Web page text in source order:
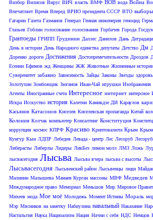
Визбор Вилисов Вирус ВИЧ власть ВМФ ВОВ вода Война
Впечатляет Время Вперед ВРИО президента СССР ВТО выборы
Гагарин Газета Газманов Генерал Генная инженерия геноцид
Глазьев Гоблин голосование голосования Горбачев Города
Грантоеды ГРИПП Грудинин Даллес Данилов Дань
День в истории День Народного единства депутаты Детство Дм
Доренко дороги Достижения Достопремечательности Дроздов
Есенин Ефимов жд Женщины ЖЖ Животные Жизненные истории
Суверенитет забавно Зависимость Зайцы Законы Звезды
Золотухин Зомбоящик Зюганов Иван-Чай игрушки Изображения
Агенты Иностранные счета Интересное интернет интерсное
Искра Исскуство история Калетин Камикдзе ДИ Караулов
Касьянов Катасонов Киселев Киселевская пропаганда Китай
Колония Колчак компьютер Консалтинг Конституция
коррупция космос КПРФ Красиво Криптовалюта Крым
Кунгур Кын ЛДПР Лебедев Левада - центр Лес Лесоруб
Либерасты Либерлы Лидеры ЛикБез лимон молл ЛМЗ Ложь
лысвасегодня Лысьва Лысьва вчера лысьва с высоты
Лысьвасегодня Лысьвенский район Лысьвенцы люди
Малинин Малышева Мамаев Курган массоны МВФ Медведев
Международное право Мемориал Меньшов Мир Мировое
Михеев мода Мое моё Молодежь Момент Истины Мораль
Мэр Мясников на заметку Набиулина навальный Наказание
Настальгия Наука Нациоализм Нация Начни с себя НДС Немцов